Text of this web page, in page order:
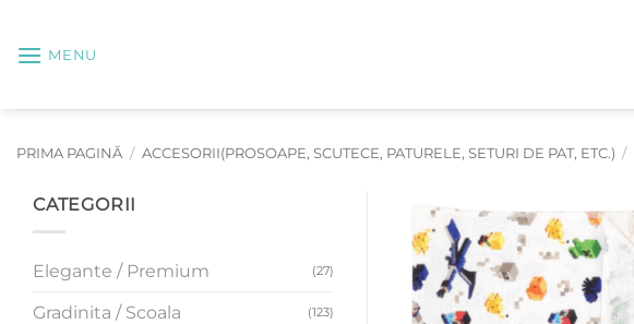
content
MENU
PRIMA PAGINĂ / ACCESORII(PROSOAPE, SCUTECE, PATURELE, SETURI DE PAT, ETC.) /
CATEGORII
Elegante / Premium (27)
Gradinita / Scoala (123)